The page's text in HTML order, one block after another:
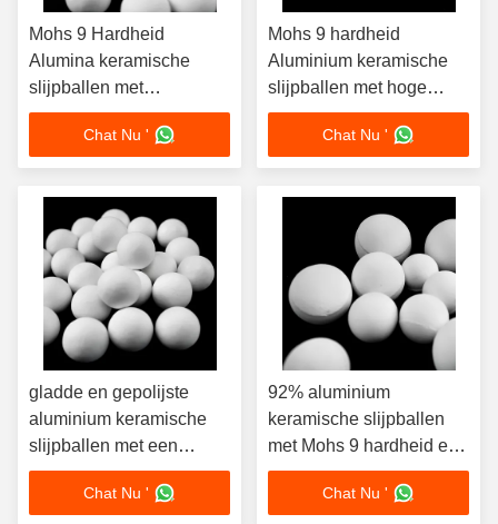
Mohs 9 Hardheid
Alumina keramische
slijpballen met
bulkdichtheid 3,6 G/cm3
Ideaal voor nat slijpen
Chat Nu '
Mohs 9 hardheid
Aluminium keramische
slijpballen met hoge
corrosiebestendigheid en
aanpasbare afmetingen
voor mijnbouw
Chat Nu '
gladde en gepolijste
aluminium keramische
slijpballen met een
massa-dichtheid ≥ 3,6
G/cm3 en een op maat
Chat Nu '
92% aluminium
keramische slijpballen
met Mohs 9 hardheid en
uitstekende
corrosiebestendigheid
Chat Nu '